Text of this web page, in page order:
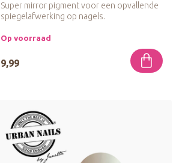
Super mirror pigment voor een opvallende
spiegelafwerking op nagels.
Op voorraad
9,99